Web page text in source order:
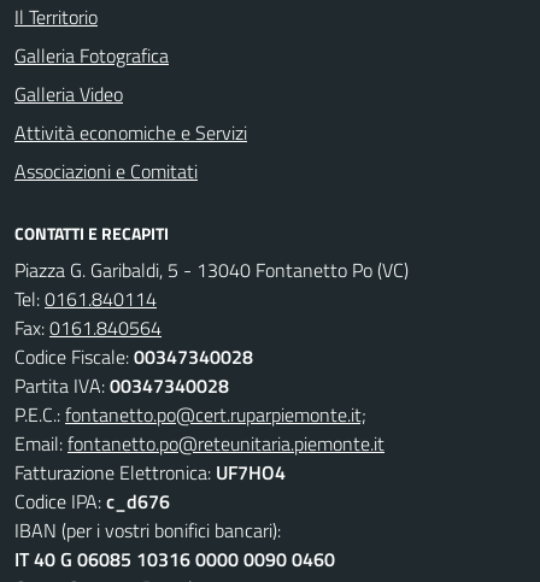
Il Territorio
Galleria Fotografica
Galleria Video
Attività economiche e Servizi
Associazioni e Comitati
CONTATTI E RECAPITI
Piazza G. Garibaldi, 5 - 13040 Fontanetto Po (VC)
Tel:0161.840114
Fax:0161.840564
Codice Fiscale:00347340028
Partita IVA:00347340028
P.E.C.:fontanetto.po@cert.ruparpiemonte.it;
Email:fontanetto.po@reteunitaria.piemonte.it
Fatturazione Elettronica: UF7HO4
Codice IPA:c_d676
IBAN (per i vostri bonifici bancari):
IT 40 G 06085 10316 0000 0090 0460